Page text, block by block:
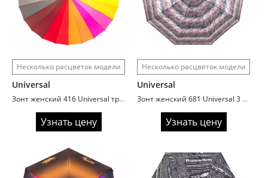
Несколько расцветок модели
Universal
Зонт женский 416 Universal трость автомат 24 спицы радуга
Узнать цену
Несколько расцветок модели
Universal
Зонт женский 681 Universal 3 сл с/а 9 спиц сатин ombre chic
Узнать цену